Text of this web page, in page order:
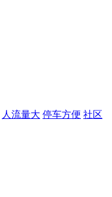
人流量大 停车方便 社区